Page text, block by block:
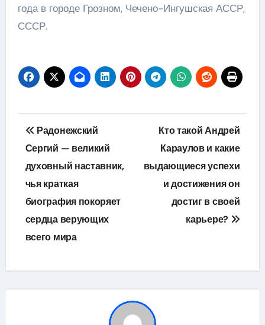
года в городе Грозном, Чечено-Ингушская АССР,
СССР.
Навигация
по
записям
Радонежский
Сергий — великий
духовный наставник,
чья краткая
биография покоряет
сердца верующих
всего мира
Кто такой Андрей
Караулов и какие
выдающиеся успехи
и достижения он
достиг в своей
карьере?